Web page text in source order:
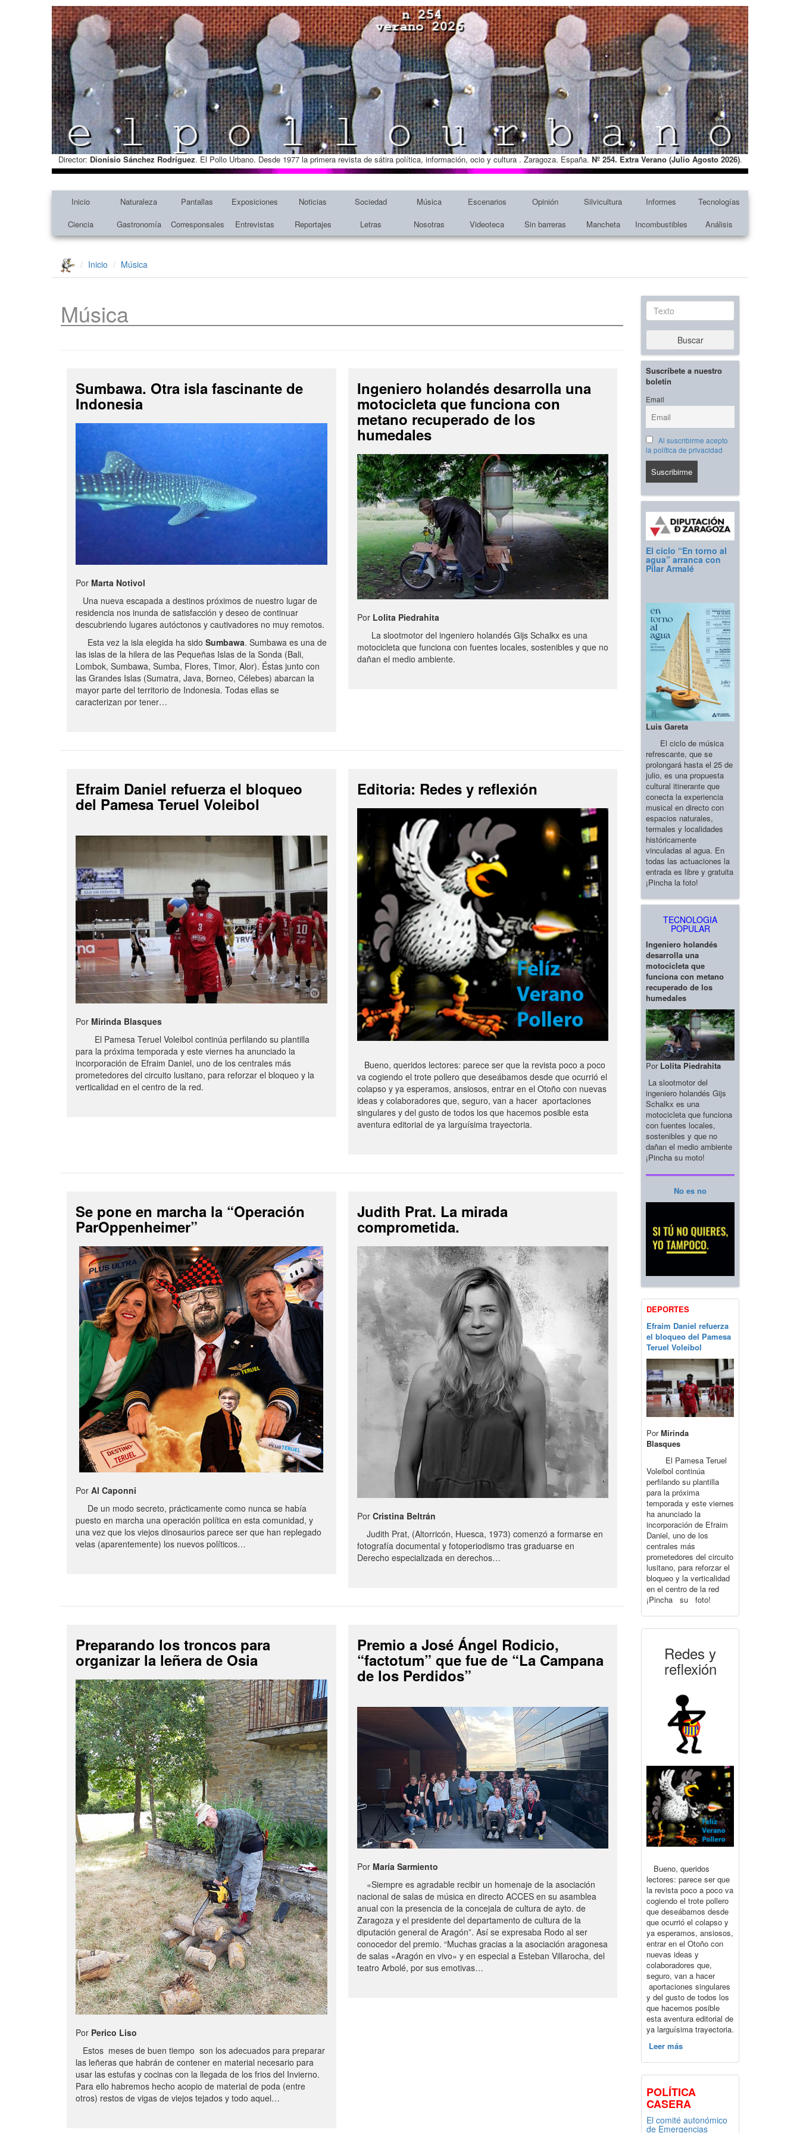
Director: Dionisio Sánchez Rodríguez. El Pollo Urbano. Desde 1977 la primera revista de sátira política, información, ocio y cultura . Zaragoza. España. Nº 254. Extra Verano (Julio Agosto 2026).
Inicio Naturaleza Pantallas Exposiciones Noticias Sociedad Música Escenarios Opinión Silvicultura Informes
Tecnologías
Ciencia
Gastronomía Corresponsales Entrevistas Reportajes Letras Nosotras Videoteca Sin barreras Mancheta Incombustibles Análisis
Inicio Música
Música
Sumbawa. Otra isla fascinante de
Indonesia
Por Marta Notivol
Una nueva escapada a destinos próximos de nuestro lugar de
residencia nos inunda de satisfacción y deseo de continuar
descubriendo lugares autóctonos y cautivadores no muy remotos.
Esta vez la isla elegida ha sido Sumbawa. Sumbawa es una de
las islas de la hilera de las Pequeñas Islas de la Sonda (Bali,
Lombok, Sumbawa, Sumba, Flores, Timor, Alor). Éstas junto con
las Grandes Islas (Sumatra, Java, Borneo, Célebes) abarcan la
mayor parte del territorio de Indonesia. Todas ellas se
caracterizan por tener…
Ingeniero holandés desarrolla una
motocicleta que funciona con
metano recuperado de los
humedales
Por Lolita Piedrahita
La slootmotor del ingeniero holandés Gijs Schalkx es una
motocicleta que funciona con fuentes locales, sostenibles y que no
dañan el medio ambiente.
Efraim Daniel refuerza el bloqueo
del Pamesa Teruel Voleibol
Por Mirinda Blasques
El Pamesa Teruel Voleibol continúa perfilando su plantilla
para la próxima temporada y este viernes ha anunciado la
incorporación de Efraim Daniel, uno de los centrales más
prometedores del circuito lusitano, para reforzar el bloqueo y la
verticalidad en el centro de la red.
Editoria: Redes y reflexión
Bueno, queridos lectores: parece ser que la revista poco a poco
va cogiendo el trote pollero que deseábamos desde que ocurrió el
colapso y ya esperamos, ansiosos, entrar en el Otoño con nuevas
ideas y colaboradores que, seguro, van a hacer aportaciones
singulares y del gusto de todos los que hacemos posible esta
aventura editorial de ya larguísima trayectoria.
Se pone en marcha la “Operación
ParOppenheimer”
Por Al Caponni
De un modo secreto, prácticamente como nunca se había
puesto en marcha una operación política en esta comunidad, y
una vez que los viejos dinosaurios parece ser que han replegado
velas (aparentemente) los nuevos políticos…
Judith Prat. La mirada
comprometida.
PorCristina Beltrán
Judith Prat, (Altorricón, Huesca, 1973) comenzó a formarse en
fotografía documental y fotoperiodismo tras graduarse en
Derecho especializada en derechos…
Preparando los troncos para
organizar la leñera de Osia
Por Perico Liso
Estos meses de buen tiempo son los adecuados para preparar
las leñeras que habrán de contener en material necesario para
usar las estufas y cocinas con la llegada de los frios del Invierno.
Para ello habremos hecho acopio de material de poda (entre
otros) restos de vigas de viejos tejados y todo aquel…
Premio a José Ángel Rodicio,
“factotum” que fue de “La Campana
de los Perdidos”
Por María Sarmiento
«Siempre es agradable recibir un homenaje de la asociación
nacional de salas de música en directo ACCES en su asamblea
anual con la presencia de la concejala de cultura de ayto. de
Zaragoza y el presidente del departamento de cultura de la
diputación general de Aragón”. Así se expresaba Rodo al ser
conocedor del premio. “Muchas gracias a la asociación aragonesa
de salas «Aragón en vivo» y en especial a Esteban Villarocha, del
teatro Arbolé, por sus emotivas…
Texto
Buscar
Suscríbete a nuestro
boletín
Email
Al suscribirme acepto
la política de privacidad
El ciclo “En torno al
agua” arranca con
Pilar Armalé
Luis Gareta
El ciclo de música
refrescante, que se
prolongará hasta el 25 de
julio, es una propuesta
cultural itinerante que
conecta la experiencia
musical en directo con
espacios naturales,
termales y localidades
históricamente
vinculadas al agua. En
todas las actuaciones la
entrada es libre y gratuita
¡Pincha la foto!
TECNOLOGIA
POPULAR
Ingeniero holandés
desarrolla una
motocicleta que
funciona con metano
recuperado de los
humedales
Por Lolita Piedrahita
La slootmotor del
ingeniero holandés Gijs
Schalkx es una
motocicleta que funciona
con fuentes locales,
sostenibles y que no
dañan el medio ambiente
¡Pincha su moto!
No es no
DEPORTES
Efraim Daniel refuerza
el bloqueo del Pamesa
Teruel Voleibol
PorMirinda
Blasques
El Pamesa Teruel
Voleibol continúa
perfilando su plantilla
para la próxima
temporada y este viernes
ha anunciado la
incorporación de Efraim
Daniel, uno de los
centrales más
prometedores del circuito
lusitano, para reforzar el
bloqueo y la verticalidad
en el centro de la red
¡Pincha su foto!
Redes y
reflexión
Bueno, queridos
lectores: parece ser que
la revista poco a poco va
cogiendo el trote pollero
que deseábamos desde
que ocurrió el colapso y
ya esperamos, ansiosos,
entrar en el Otoño con
nuevas ideas y
colaboradores que,
seguro, van a hacer
aportaciones singulares
y del gusto de todos los
que hacemos posible
esta aventura editorial de
ya larguísima trayectoria.
Leer más
POLÍTICA
CASERA
El comité autonómico
de Emergencias